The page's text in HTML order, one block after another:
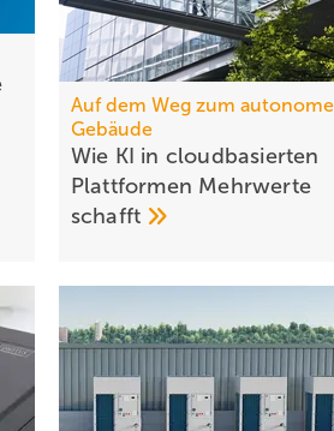
Auf dem Weg zum
Gebäude
Wie KI in cloudbasierten
Platt­formen Mehr­werte
schafft